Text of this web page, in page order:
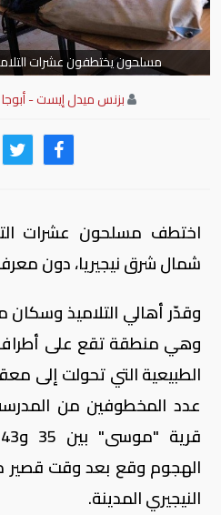
مسلحون يختطفون عشرات
بزنس ميدل إيست - أبوجا
اختطف مسلحون عشرات
شمال شرق نيجيريا، دون
وقدّر أهالي التلاميذ وسكان
وهي منطقة تقع على أطراف
الطبيعية التي تحولت إلى
عدد المخطوفين من المدرسة
الهجوم وقع بعد وقت
النيجيري المدينة.